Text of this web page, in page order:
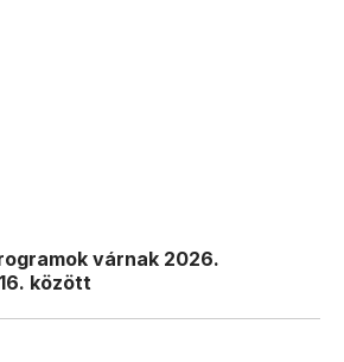
várnak 2026.
között